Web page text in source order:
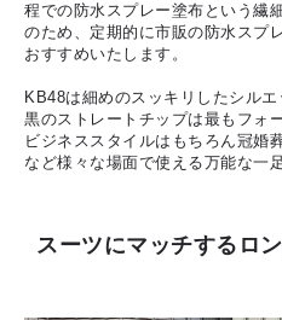
程での防水スプレー塗布という繊
のため、定期的に市販の防水スプ
おすすめいたします。
KB48は細めのスッキリしたシル
黒のストレートチップは最もフォ
ビジネススタイルはもちろん冠婚
など様々な場面で使える万能な一
スーツにマッチするロ